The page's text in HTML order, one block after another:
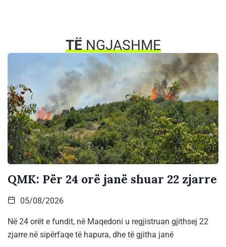
TËNGJASHME
QMK: Për 24 orë janë shuar 22 zjarre
05/08/2026
Në 24 orët e fundit, në Maqedoni u regjistruan gjithsej 22
zjarre në sipërfaqe të hapura, dhe të gjitha janë